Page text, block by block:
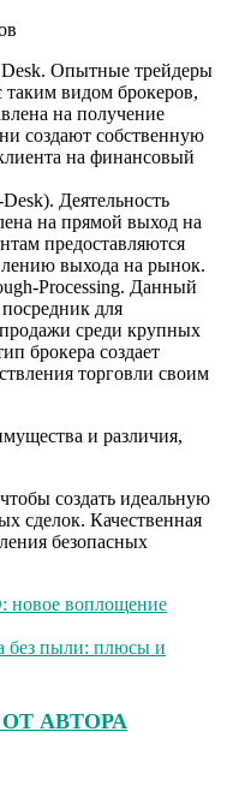
Опытные трейдеры
таким видом брокеров,
на получение
создают собственную
на финансовый
Деятельность
на прямой выход на
предоставляются
выхода на рынок.
Processing. Данный
для
среди крупных
брокера создает
торговли своим
и различия,
создать идеальную
сделок. Качественная
безопасных
новое воплощение
без пыли: плюсы и
АВТОРА